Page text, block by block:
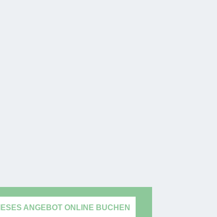
ANGEBOT ONLINE BUCHEN